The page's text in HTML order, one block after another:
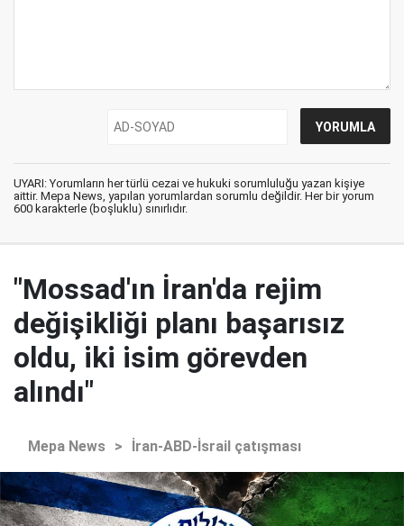
UYARI: Yorumların her türlü cezai ve hukuki sorumluluğu yazan kişiye
aittir. Mepa News, yapılan yorumlardan sorumlu değildir. Her bir yorum
600 karakterle (boşluklu) sınırlıdır.
"Mossad'ın İran'da rejim
değişikliği planı başarısız
oldu, iki isim görevden
alındı"
Mepa News > İran-ABD-İsrail çatışması